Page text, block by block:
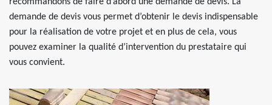
demande de devis vous permet d’obtenir le devis indispensable
pour la réalisation de votre projet et en plus de cela, vous
pouvez examiner la qualité d’intervention du prestataire qui
vous convient.